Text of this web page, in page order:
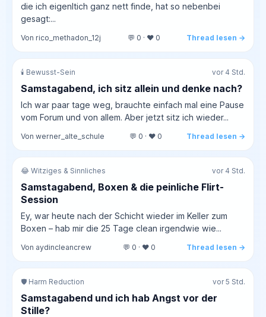
die ich eigenltich ganz nett finde, hat so nebenbei
gesagt:...
Von rico_methadon_12j 💬 0 · ❤️ 0 Thread lesen →
🕯️ Bewusst-Sein vor 4 Std.
Samstagabend, ich sitz allein und denke nach?
Ich war paar tage weg, brauchte einfach mal eine Pause
vom Forum und von allem. Aber jetzt sitz ich wieder...
Von werner_alte_schule 💬 0 · ❤️ 0 Thread lesen →
😂 Witziges & Sinnliches vor 4 Std.
Samstagabend, Boxen & die peinliche Flirt-
Session
Ey, war heute nach der Schicht wieder im Keller zum
Boxen – hab mir die 25 Tage clean irgendwie wie...
Von aydincleancrew 💬 0 · ❤️ 0 Thread lesen →
🛡️ Harm Reduction vor 5 Std.
Samstagabend und ich hab Angst vor der
Stille?